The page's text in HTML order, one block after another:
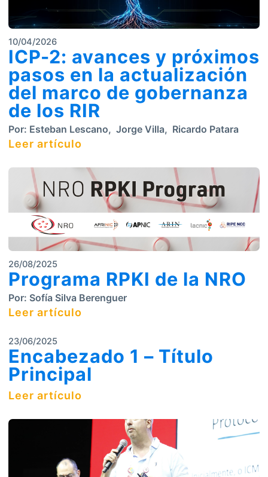
10/04/2026
ICP-2: avances y próximos
pasos en la actualización
del marco de gobernanza
de los RIR
Por: Esteban Lescano, Jorge Villa, Ricardo Patara
Leer artículo
26/08/2025
Programa RPKI de la NRO
Por: Sofía Silva Berenguer
Leer artículo
23/06/2025
Encabezado 1 – Título
Principal
Leer artículo